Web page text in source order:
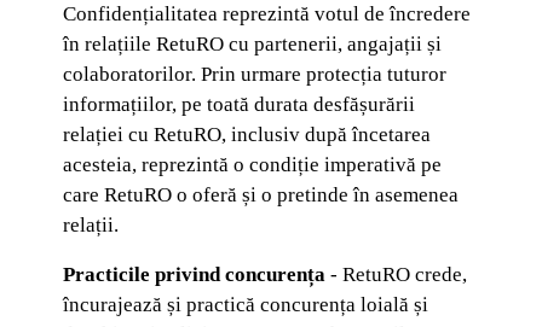
Confidențialitatea reprezintă votul de încredere
în relațiile RetuRO cu partenerii, angajații și
colaboratorilor. Prin urmare protecția tuturor
informațiilor, pe toată durata desfășurării
relației cu RetuRO, inclusiv după încetarea
acesteia, reprezintă o condiție imperativă pe
care RetuRO o oferă și o pretinde în asemenea
relații.
Practicile privind concurența - RetuRO crede,
încurajează și practică concurența loială și